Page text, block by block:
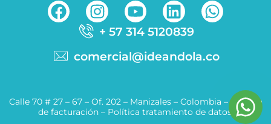
+ 57 314 5120839
comercial@ideandola.co
Calle 70 # 27 – 67 – Of. 202 – Manizales – Colombia –Política
de facturación– Política tratamiento de datos.